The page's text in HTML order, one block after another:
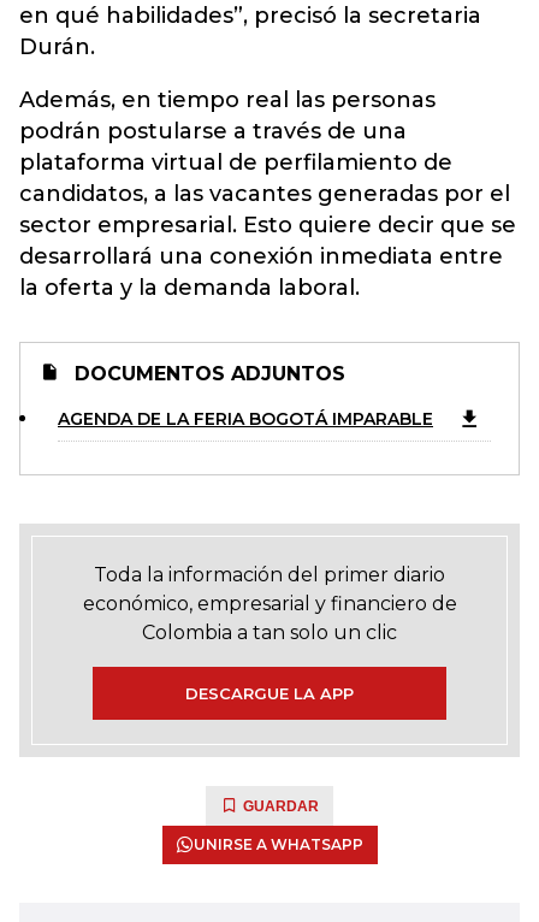
en qué habilidades”, precisó la secretaria
Durán.
Además, en tiempo real las personas
podrán postularse a través de una
plataforma virtual de perfilamiento de
candidatos, a las vacantes generadas por el
sector empresarial. Esto quiere decir que se
desarrollará una conexión inmediata entre
la oferta y la demanda laboral.
DOCUMENTOS ADJUNTOS
AGENDA DE LA FERIA BOGOTÁ IMPARABLE
Toda la información del primer diario
económico, empresarial y financiero de
Colombia a tan solo un clic
DESCARGUE LA APP
GUARDAR
UNIRSE A WHATSAPP